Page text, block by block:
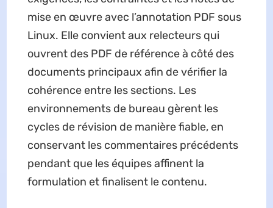
mise en œuvre avec l’annotation PDF sous
Linux. Elle convient aux relecteurs qui
ouvrent des PDF de référence à côté des
documents principaux afin de vérifier la
cohérence entre les sections. Les
environnements de bureau gèrent les
cycles de révision de manière fiable, en
conservant les commentaires précédents
pendant que les équipes affinent la
formulation et finalisent le contenu.